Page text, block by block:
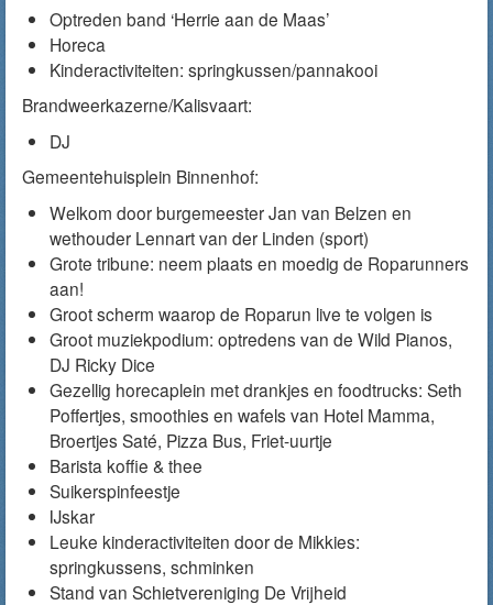
Optreden band ‘Herrie aan de Maas’
Horeca
Kinderactiviteiten: springkussen/pannakooi
Brandweerkazerne/Kalisvaart:
DJ
Gemeentehuisplein Binnenhof:
Welkom door burgemeester Jan van Belzen en
wethouder Lennart van der Linden (sport)
Grote tribune: neem plaats en moedig de Roparunners
aan!
Groot scherm waarop de Roparun live te volgen is
Groot muziekpodium: optredens van de Wild Pianos,
DJ Ricky Dice
Gezellig horecaplein met drankjes en foodtrucks: Seth
Poffertjes, smoothies en wafels van Hotel Mamma,
Broertjes Saté, Pizza Bus, Friet-uurtje
Barista koffie & thee
Suikerspinfeestje
IJskar
Leuke kinderactiviteiten door de Mikkies:
springkussens, schminken
Stand van Schietvereniging De Vrijheid